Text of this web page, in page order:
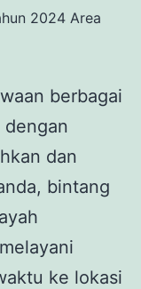
2024 Area
berbagai
dan
bintang
ke lokasi